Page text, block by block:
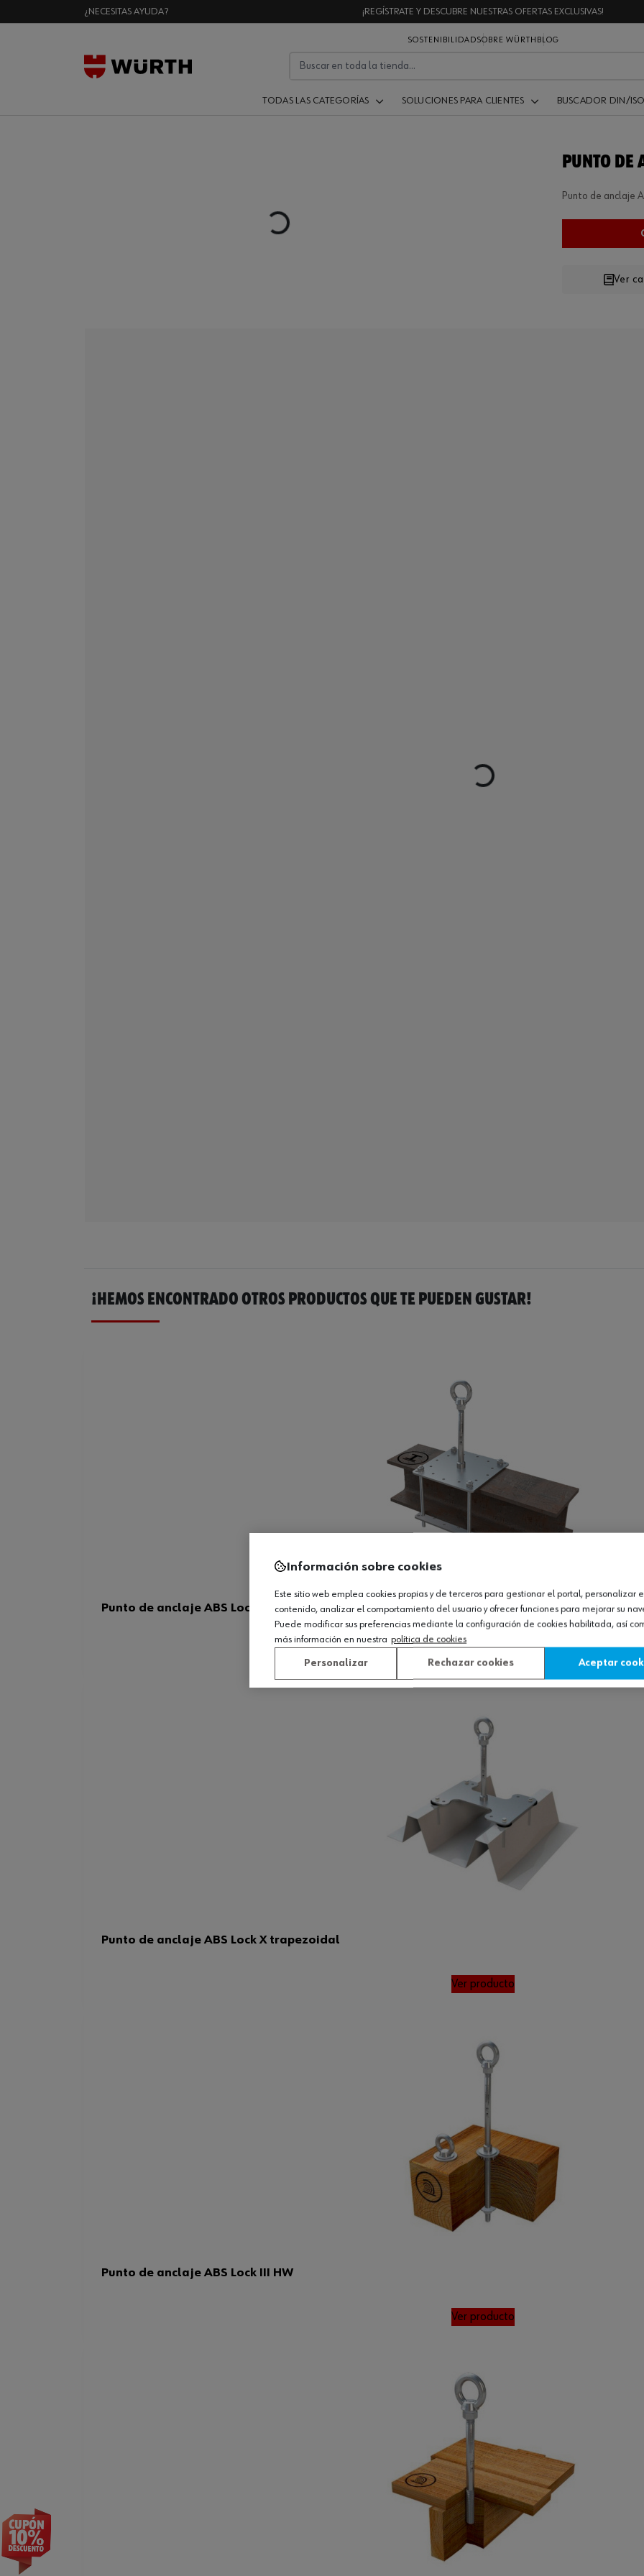
¿NECESITAS AYUDA? ¡REGÍSTRATE Y DESCUBRE NUESTRAS OFERTAS EXCLUSIVAS!
SOSTENIBILIDADSOBRE WÜRTH BLOG
TODAS LAS CATEGORÍAS SOLUCIONES PARA CLIENTES BUSCADOR DIN/ISO
Loading...
PUNTO DE
Punto de anclaje
Ver
¡HEMOS ENCONTRADO OTROS PRODUCTOS QUE TE PUEDEN GUSTAR!
Punto de anclaje ABS Lock X, fijación
Ver producto
Punto de anclaje ABS Lock X trapezoidal
Ver producto
Punto de anclaje ABS Lock III HW
Ver producto
Información sobre cookies
Este sitio web emplea cookies propias y de terceros para gestionar el portal, personalizar
contenido, analizar el comportamiento del usuario y ofrecer funciones para mejorar su
Puede modificar sus preferencias mediante la configuración de cookies habilitada, así
más información en nuestra política de cookies
Personalizar Rechazar cookies Aceptar